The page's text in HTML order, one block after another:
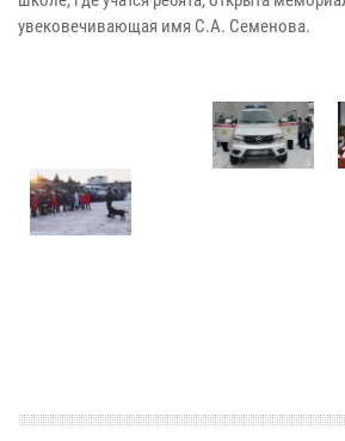
увековечивающая имя С.А. Семенова.